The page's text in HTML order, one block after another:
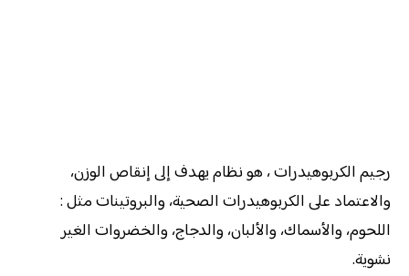
رجيم الكربوهيدرات ، هو نظام يهدف إلى إنقاص الوزن،
والاعتماد على الكربوهيدرات الصحية، والبروتينات مثل :
اللحوم، والأسماك، والألبان، والدجاج، والخضروات الغير
نشوية.